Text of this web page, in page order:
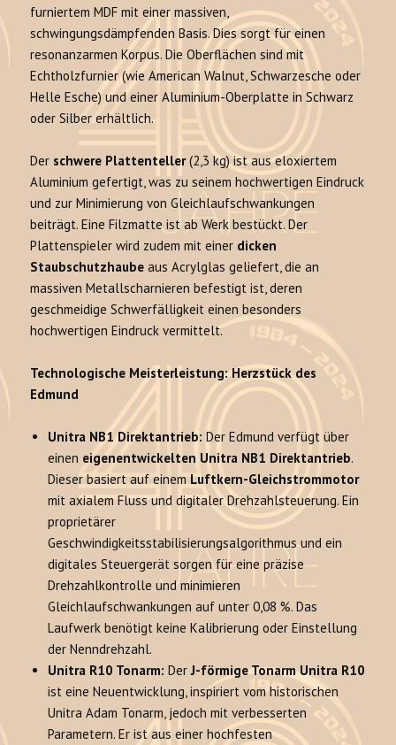
furniertem MDF mit einer massiven,
schwingungsdämpfenden Basis. Dies sorgt für einen
resonanzarmen Korpus. Die Oberflächen sind mit
Echtholzfurnier (wie American Walnut, Schwarzesche oder
Helle Esche) und einer Aluminium-Oberplatte in Schwarz
oder Silber erhältlich.
Der schwere Plattenteller(2,3 kg) ist aus eloxiertem
Aluminium gefertigt, was zu seinem hochwertigen Eindruck
und zur Minimierung von Gleichlaufschwankungen
beiträgt. Eine Filzmatte ist ab Werk bestückt. Der
Plattenspieler wird zudem mit einer dicken
Staubschutzhaube aus Acrylglas geliefert, die an
massiven Metallscharnieren befestigt ist, deren
geschmeidige Schwerfälligkeit einen besonders
hochwertigen Eindruck vermittelt.
Technologische Meisterleistung: Herzstück des
Edmund
Unitra NB1 Direktantrieb: Der Edmund verfügt über
einen eigenentwickelten Unitra NB1 Direktantrieb.
Dieser basiert auf einem Luftkern-Gleichstrommotor
mit axialem Fluss und digitaler Drehzahlsteuerung. Ein
proprietärer
Geschwindigkeitsstabilisierungsalgorithmus und ein
digitales Steuergerät sorgen für eine präzise
Drehzahlkontrolle und minimieren
Gleichlaufschwankungen auf unter 0,08 %. Das
Laufwerk benötigt keine Kalibrierung oder Einstellung
der Nenndrehzahl.
Unitra R10 Tonarm: DerJ-förmige Tonarm Unitra R10
ist eine Neuentwicklung, inspiriert vom historischen
Unitra Adam Tonarm, jedoch mit verbesserten
Parametern. Er ist aus einer hochfesten